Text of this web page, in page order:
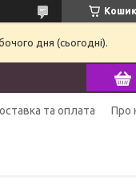
Кошик
дня (сьогодні).
та оплата Про